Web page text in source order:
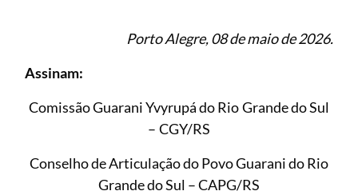
Porto Alegre, 08 de maio de 2026.
Assinam:
Comissão Guarani Yvyrupá do Rio Grande do Sul
– CGY/RS
Conselho de Articulação do Povo Guarani do Rio
Grande do Sul – CAPG/RS